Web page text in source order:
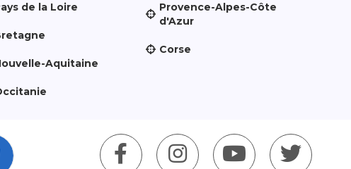
de la Loire
Aquitaine
Provence-Alpes-Côte
d'Azur
Corse